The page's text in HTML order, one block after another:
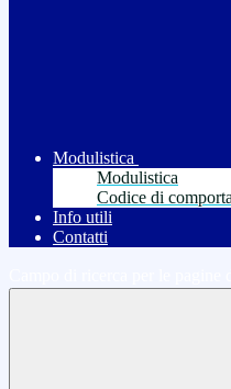
Modulistica
Modulistica
Codice di
Info utili
Contatti